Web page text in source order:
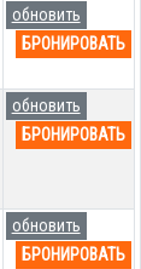
обновить
БРОНИРОВАТЬ
обновить
БРОНИРОВАТЬ
обновить
БРОНИРОВАТЬ